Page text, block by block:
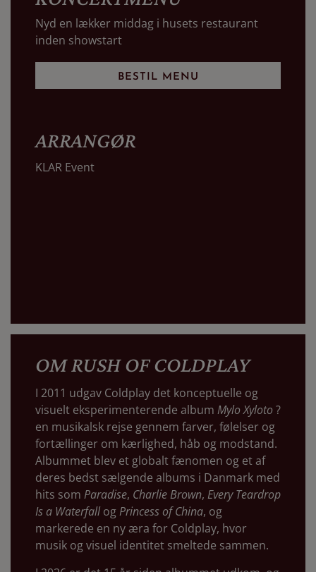
Nyd en lækker middag i husets restaurant
inden showstart
BESTIL MENU
ARRANGØR
KLAR Event
OM RUSH OF COLDPLAY
I 2011 udgav Coldplay det konceptuelle og
visuelt eksperimenterende album Mylo Xyloto?
en musikalsk rejse gennem farver, følelser og
fortællinger om kærlighed, håb og modstand.
Albummet blev et globalt fænomen og et af
deres bedst sælgende albums i Danmark med
hits som Paradise, Charlie Brown, Every Teardrop
Is a WaterfallogPrincess of China, og
markerede en ny æra for Coldplay, hvor
musik og visuel identitet smeltede sammen.